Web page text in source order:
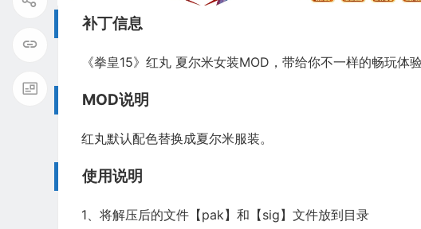
补丁信息
《拳皇15》红丸 夏尔米女装MOD，带给你不一样的畅玩体
MOD说明
红丸默认配色替换成夏尔米服装。
使用说明
1、将解压后的文件【pak】和【sig】文件放到目录